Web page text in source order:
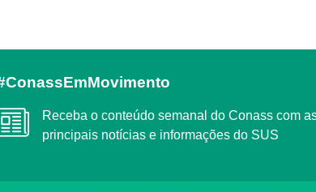
#ConassEmMovimento
Receba o conteúdo semanal do Conass com as
principais notícias e informações do SUS